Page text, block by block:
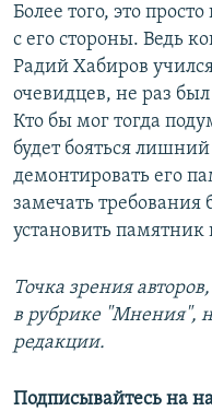
Более того, это
с его стороны. Ведь
Радий Хабиров
очевидцев, не раз
Кто бы мог тогда
будет бояться
демонтировать его
замечать
установить
Точка зрения
в рубрике "Мнения",
редакции.
Подписывайтесь на